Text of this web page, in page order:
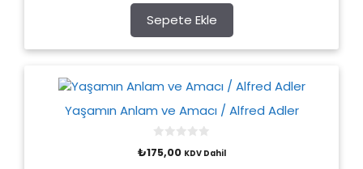
t
o
f
5
Sepete Ekle
Yaşamın Anlam ve Amacı / Alfred Adler
o
₺175,00 KDV Dahil